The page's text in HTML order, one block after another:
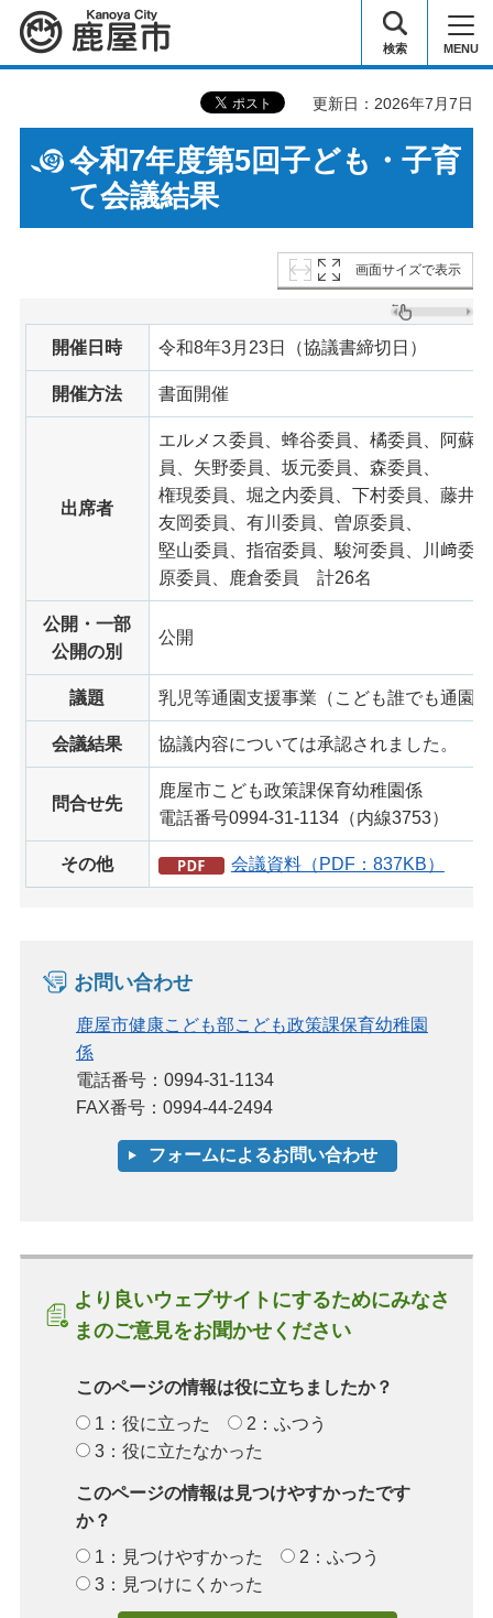
鹿屋市 検索 MENU
更新日：2026年7月7日
令和7年度第5回子ども・子育
て会議結果
画面サイズで表示
開催日時 令和8年3月23日（協議書締切日）
開催方法 書面開催
出席者
エルメス委員、蜂谷委員、橘委員、阿蘇
員、矢野委員、坂元委員、森委員、
権現委員、堀之内委員、下村委員、藤井
友岡委員、有川委員、曽原委員、
堅山委員、指宿委員、駿河委員、川﨑委
原委員、鹿倉委員 計26名
公開・一部
公開の別
公開
議題 乳児等通園支援事業（こども誰でも通園
会議結果 協議内容については承認されました。
問合せ先
鹿屋市こども政策課保育幼稚園係
電話番号0994-31-1134（内線3753）
その他 会議資料（PDF：837KB）
お問い合わせ
鹿屋市健康こども部こども政策課保育幼稚園
係
電話番号：0994-31-1134
FAX番号：0994-44-2494
より良いウェブサイトにするためにみなさ
まのご意見をお聞かせください
このページの情報は役に立ちましたか？
1：役に立った
2：ふつう
3：役に立たなかった
このページの情報は見つけやすかったです
か？
1：見つけやすかった
2：ふつう
3：見つけにくかった